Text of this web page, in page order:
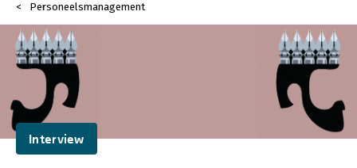
Personeelsmanagement
Interview